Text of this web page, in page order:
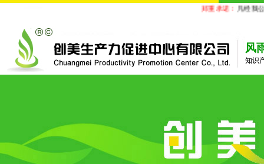
郑重承诺： 凡经我公
风
知识